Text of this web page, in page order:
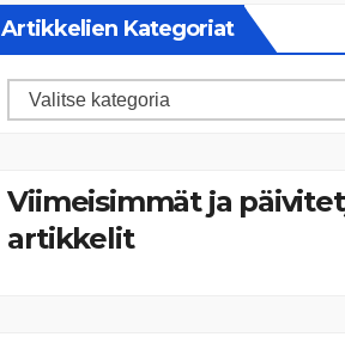
Artikkelien Kategoriat
Artikkelien
Viimeisimmät ja
artikkelit